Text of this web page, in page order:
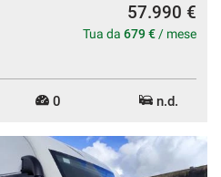
57.990 €
Tua da 679 € / mese
0 n.d.